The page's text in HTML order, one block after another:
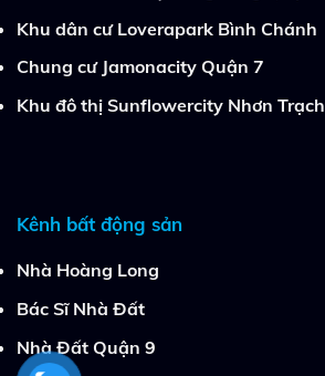
Khu dân cư Loverapark Bình Chánh
Chung cư Jamonacity Quận 7
Khu đô thị Sunflowercity Nhơn Trạch
Kênh bất động sản
Nhà Hoàng Long
Bác Sĩ Nhà Đất
Nhà Đất Quận 9